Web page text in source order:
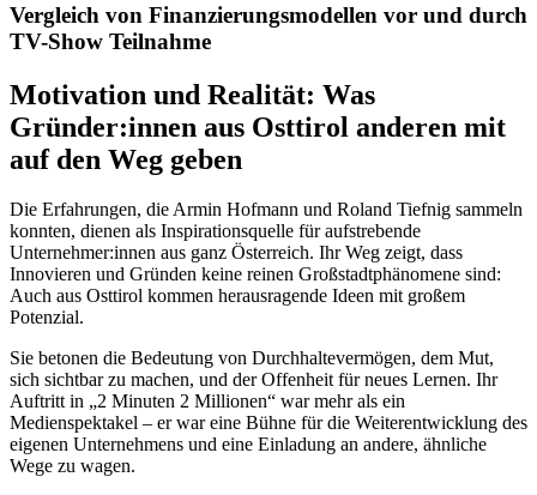
Vergleich von Finanzierungsmodellen vor und durch
TV-Show Teilnahme
Motivation und Realität: Was
Gründer:innen aus Osttirol anderen mit
auf den Weg geben
Die Erfahrungen, die Armin Hofmann und Roland Tiefnig sammeln
konnten, dienen als Inspirationsquelle für aufstrebende
Unternehmer:innen aus ganz Österreich. Ihr Weg zeigt, dass
Innovieren und Gründen keine reinen Großstadtphänomene sind:
Auch aus Osttirol kommen herausragende Ideen mit großem
Potenzial.
Sie betonen die Bedeutung von Durchhaltevermögen, dem Mut,
sich sichtbar zu machen, und der Offenheit für neues Lernen. Ihr
Auftritt in „2 Minuten 2 Millionen“ war mehr als ein
Medienspektakel – er war eine Bühne für die Weiterentwicklung des
eigenen Unternehmens und eine Einladung an andere, ähnliche
Wege zu wagen.